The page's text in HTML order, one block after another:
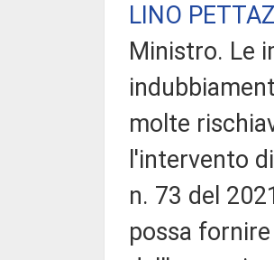
LINO
Ministro. Le
molte
l'intervento
n. 73 del
possa